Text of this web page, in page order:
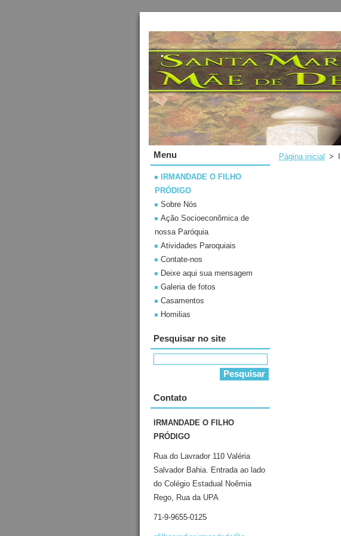
.
Página inicial >
Menu
IRMANDADE O FILHO
PRÓDIGO
Sobre Nós
Ação Socioeconômica de
nossa Paróquia
Atividades Paroquiais
Contate-nos
Deixe aqui sua mensagem
Galeria de fotos
Casamentos
Homilias
Pesquisar no site
Contato
IRMANDADE O FILHO
PRÓDIGO
Rua do Lavrador 110 Valéria
Salvador Bahia. Entrada ao lado
do Colégio Estadual Noêmia
Rego, Rua da UPA
71-9-9655-0125